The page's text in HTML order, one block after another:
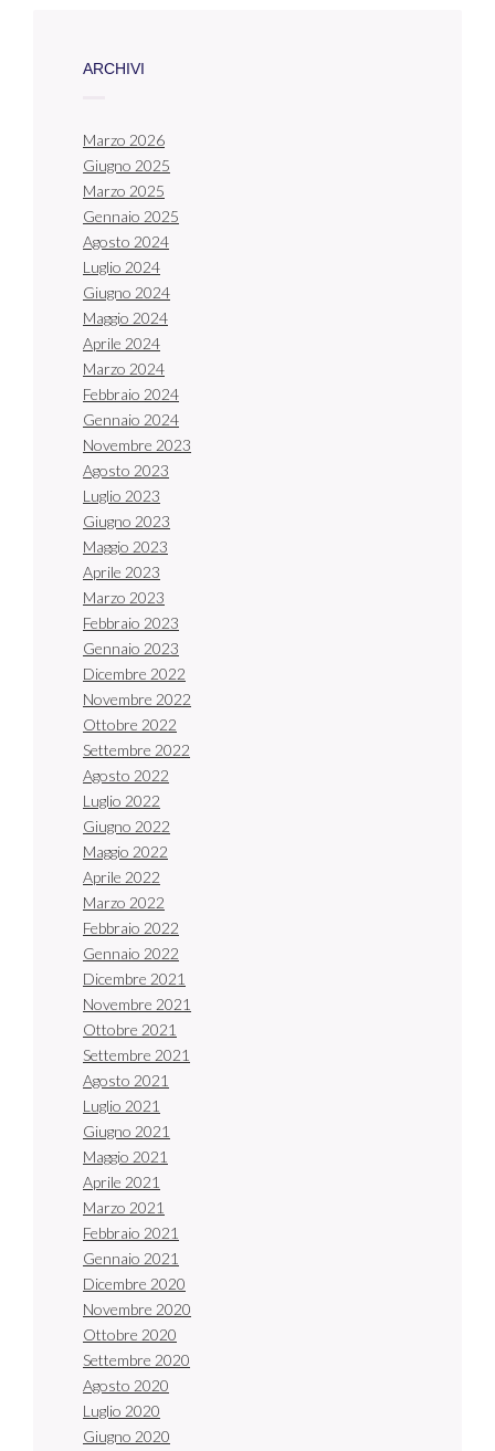
ARCHIVI
Marzo 2026
Giugno 2025
Marzo 2025
Gennaio 2025
Agosto 2024
Luglio 2024
Giugno 2024
Maggio 2024
Aprile 2024
Marzo 2024
Febbraio 2024
Gennaio 2024
Novembre 2023
Agosto 2023
Luglio 2023
Giugno 2023
Maggio 2023
Aprile 2023
Marzo 2023
Febbraio 2023
Gennaio 2023
Dicembre 2022
Novembre 2022
Ottobre 2022
Settembre 2022
Agosto 2022
Luglio 2022
Giugno 2022
Maggio 2022
Aprile 2022
Marzo 2022
Febbraio 2022
Gennaio 2022
Dicembre 2021
Novembre 2021
Ottobre 2021
Settembre 2021
Agosto 2021
Luglio 2021
Giugno 2021
Maggio 2021
Aprile 2021
Marzo 2021
Febbraio 2021
Gennaio 2021
Dicembre 2020
Novembre 2020
Ottobre 2020
Settembre 2020
Agosto 2020
Luglio 2020
Giugno 2020